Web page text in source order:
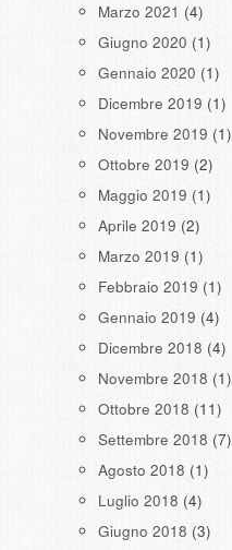
Marzo 2021 (4)
Giugno 2020 (1)
Gennaio 2020 (1)
Dicembre 2019 (1)
Novembre 2019 (1)
Ottobre 2019 (2)
Maggio 2019 (1)
Aprile 2019 (2)
Marzo 2019 (1)
Febbraio 2019 (1)
Gennaio 2019 (4)
Dicembre 2018 (4)
Novembre 2018 (1)
Ottobre 2018 (11)
Settembre 2018 (7)
Agosto 2018 (1)
Luglio 2018 (4)
Giugno 2018 (3)